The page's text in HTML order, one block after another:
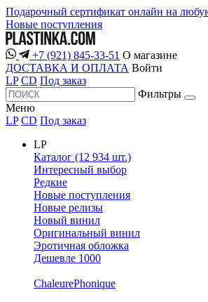
Подарочный сертификат онлайн на
Новые поступления
+7 (921) 845-33-51 О магазине
ДОСТАВКА И ОПЛАТА Войти
LP CD Под заказ
Фильтры
Меню
LP CD Под заказ
LP
Каталог (12 934 шт.)
Интересный выбор
Редкие
Новые поступления
Новые релизы
Новый винил
Оригинальный винил
Эротичная обложка
Дешевле 1000
ChaleurePhonique